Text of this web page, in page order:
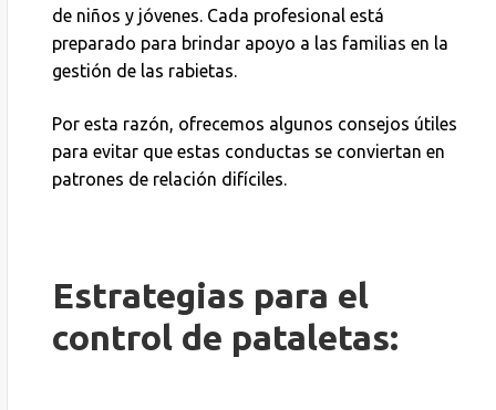
de niños y jóvenes. Cada profesional está
preparado para brindar apoyo a las familias en la
gestión de las rabietas.
Por esta razón, ofrecemos algunos consejos útiles
para evitar que estas conductas se conviertan en
patrones de relación difíciles.
Estrategias para el
control de pataletas: